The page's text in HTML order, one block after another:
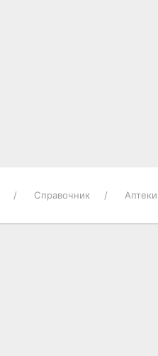
Справочник Аптеки